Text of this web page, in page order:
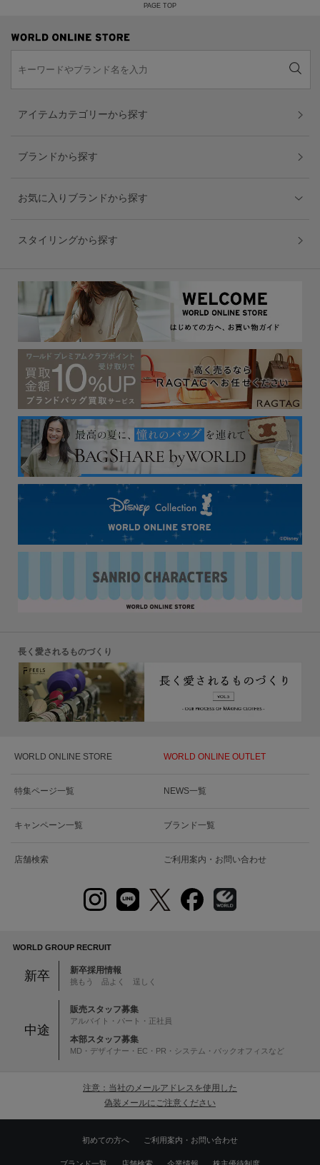
PAGE TOP
アイテムカテゴリーから探す
ブランドから探す
お気に入りブランドから探す
スタイリングから探す
長く愛されるものづくり
WORLD ONLINE STORE WORLD ONLINE OUTLET
特集ページ一覧 NEWS一覧
キャンペーン一覧 ブランド一覧
店舗検索 ご利用案内・お問い合わせ
WORLD GROUP RECRUIT
新卒 新卒採用情報
挑もう 品よく 逞しく
中途
販売スタッフ募集
アルバイト・パート・正社員
本部スタッフ募集
MD・デザイナー・EC・PR・システム・バックオフィスなど
注意：当社のメールアドレスを使用した
偽装メールにご注意ください
初めての方へ ご利用案内・お問い合わせ